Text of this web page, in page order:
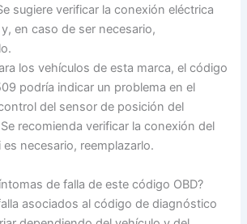
sugiere verificar la conexión eléctrica
en caso de ser necesario,
los vehículos de esta marca, el código
podría indicar un problema en el
del sensor de posición del
recomienda verificar la conexión del
necesario, reemplazarlo.
de falla de este código OBD?
asociados al código de diagnóstico